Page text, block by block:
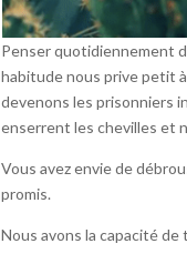
Penser quotidiennement
habitude nous prive petit
devenons les prisonniers
enserrent les chevilles et
Vous avez envie de
promis.
Nous avons la capacité